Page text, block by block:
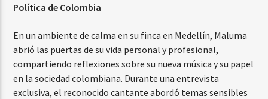
Política de Colombia
En un ambiente de calma en su finca en Medellín, Maluma
abrió las puertas de su vida personal y profesional,
compartiendo reflexiones sobre su nueva música y su papel
en la sociedad colombiana. Durante una entrevista
exclusiva, el reconocido cantante abordó temas sensibles